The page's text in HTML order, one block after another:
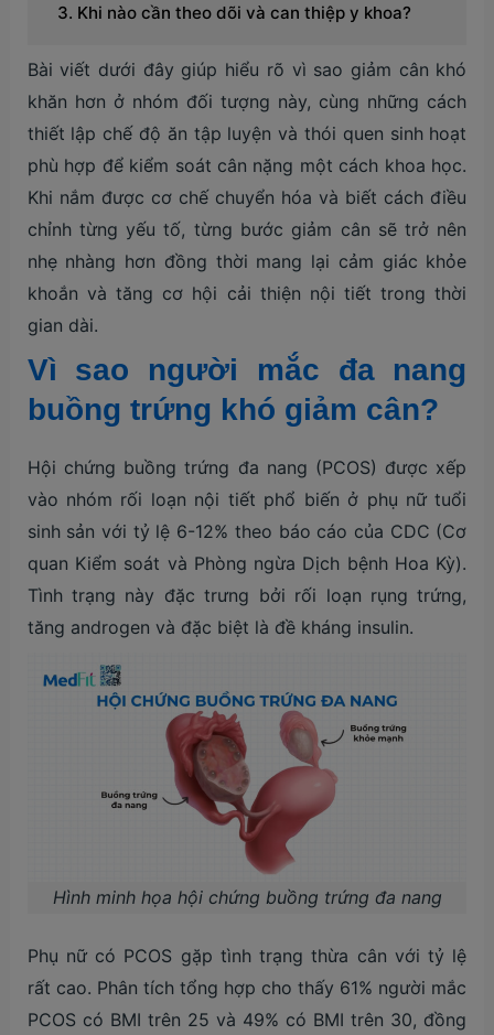
Khi nào cần theo dõi và can thiệp y khoa?
Bài viết dưới đây giúp hiểu rõ vì sao giảm cân khó
khăn hơn ở nhóm đối tượng này, cùng những cách
thiết lập chế độ ăn tập luyện và thói quen sinh hoạt
phù hợp để kiểm soát cân nặng một cách khoa học.
Khi nắm được cơ chế chuyển hóa và biết cách điều
chỉnh từng yếu tố, từng bước giảm cân sẽ trở nên
nhẹ nhàng hơn đồng thời mang lại cảm giác khỏe
khoắn và tăng cơ hội cải thiện nội tiết trong thời
gian dài.
Vì sao người mắc đa nang
buồng trứng khó giảm cân?
Hội chứng buồng trứng đa nang (PCOS) được xếp
vào nhóm rối loạn nội tiết phổ biến ở phụ nữ tuổi
sinh sản với tỷ lệ 6-12% theo báo cáo của CDC (Cơ
quan Kiểm soát và Phòng ngừa Dịch bệnh Hoa Kỳ).
Tình trạng này đặc trưng bởi rối loạn rụng trứng,
tăng androgen và đặc biệt là đề kháng insulin.
Hình minh họa hội chứng buồng trứng đa nang
Phụ nữ có PCOS gặp tình trạng thừa cân với tỷ lệ
rất cao. Phân tích tổng hợp cho thấy 61% người mắc
PCOS có BMI trên 25 và 49% có BMI trên 30, đồng